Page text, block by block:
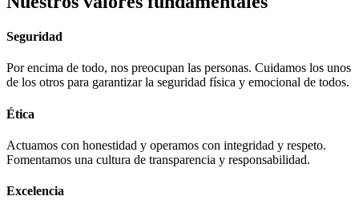
Seguridad
Por encima de todo, nos preocupan las personas. Cuidamos los unos
de los otros para garantizar la seguridad física y emocional de todos.
Ética
Actuamos con honestidad y operamos con integridad y respeto.
Fomentamos una cultura de transparencia y responsabilidad.
Excelencia